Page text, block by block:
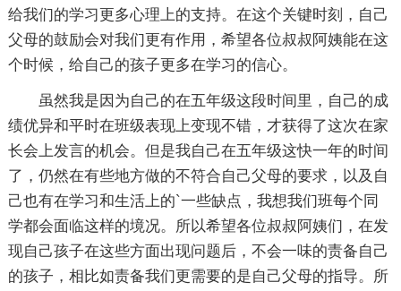
给我们的学习更多心理上的支持。在这个关键时刻，自己
父母的鼓励会对我们更有作用，希望各位叔叔阿姨能在这
个时候，给自己的孩子更多在学习的信心。
虽然我是因为自己的在五年级这段时间里，自己的成
绩优异和平时在班级表现上变现不错，才获得了这次在家
长会上发言的机会。但是我自己在五年级这快一年的时间
了，仍然在有些地方做的不符合自己父母的要求，以及自
己也有在学习和生活上的`一些缺点，我想我们班每个同
学都会面临这样的境况。所以希望各位叔叔阿姨们，在发
现自己孩子在这些方面出现问题后，不会一味的责备自己
的孩子，相比如责备我们更需要的是自己父母的指导。所